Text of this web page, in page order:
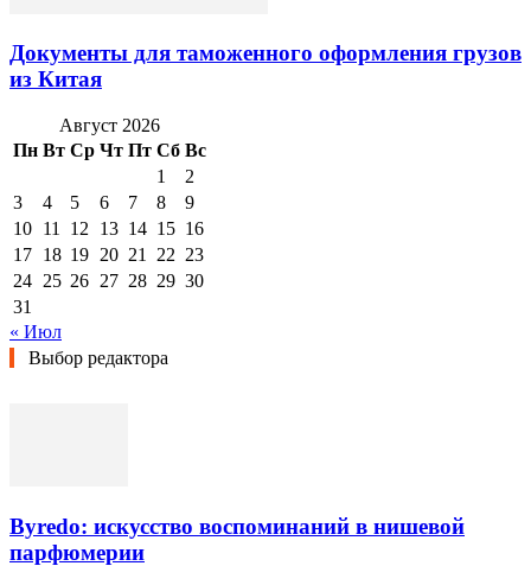
Документы для таможенного оформления грузов
из Китая
Август 2026
Пн Вт Ср Чт Пт Сб Вс
1
2
3
4 5 6 7 8
9
10 11 12 13 14 15 16
17 18 19 20 21 22 23
24 25 26 27 28 29 30
31
« Июл
Выбор редактора
Byredo: искусство воспоминаний в нишевой
парфюмерии